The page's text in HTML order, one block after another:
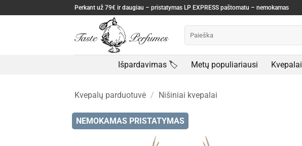
to
Perkant už 79€ ir daugiau – pristatymas LP EXPRESS paštomatu – nemokamas
Išpardavimas 🏷️ Metų populiariausi Kvepalai
Kvepalų parduotuvė / Nišiniai kvepalai
NEMOKAMAS PRISTATYMAS